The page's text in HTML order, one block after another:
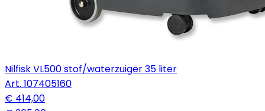
Nilfisk VL500 stof/waterzuiger 35 liter
Art. 107405160
€ 414,00